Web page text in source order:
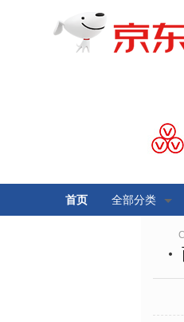
首页 全部分类